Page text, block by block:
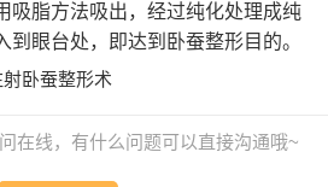
吸脂方法吸出，经过纯化处理成纯
到眼台处，即达到卧蚕整形目的。
卧蚕整形术
在线，有什么问题可以直接沟通哦~